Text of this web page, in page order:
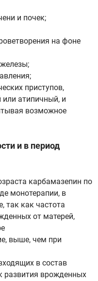
и почек;
на фоне
приступов,
атипичный, и
возможное
и в период
карбамазепин по
монотерапии, в
так как частота
от матерей,
выше, чем при
в состав
развития врожденных